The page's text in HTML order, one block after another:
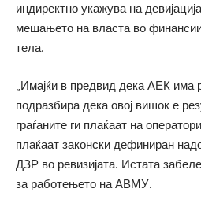
индиректно укажува на
мешањето на власта во
тела.
„Имајќи в предвид дека АЕК има
подразбира дека овој вишок е
граѓаните ги плаќаат на
плаќаат законски дефиниран
ДЗР во ревизијата. Истата
за работењето на АВМУ.